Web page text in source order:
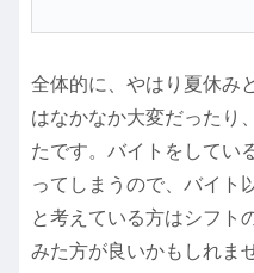
全体的に、やはり夏休み
はなかなか大変だったり
たです。バイトをしてい
ってしまうので、バイト
と考えている方はシフト
みた方が良いかもしれま